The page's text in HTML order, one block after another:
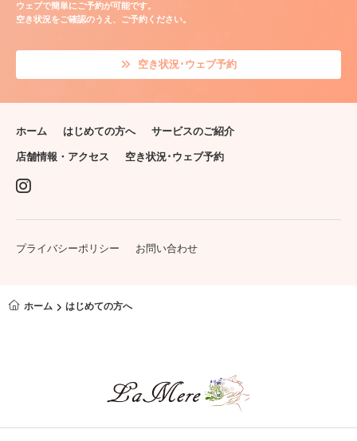
ウェブで簡単にご予約が可能です。
空き状況をご確認のうえ、ご予約ください。
空き状況･ウェブ予約
ホーム はじめての方へ サービスのご紹介
店舗情報・アクセス 空き状況･ウェブ予約
プライバシーポリシー お問い合わせ
ホーム はじめての方へ